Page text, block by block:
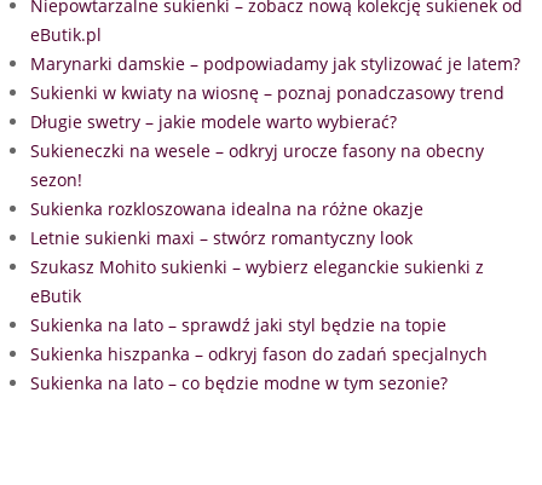
Niepowtarzalne sukienki – zobacz nową kolekcję sukienek od
eButik.pl
Marynarki damskie – podpowiadamy jak stylizować je latem?
Sukienki w kwiaty na wiosnę – poznaj ponadczasowy trend
Długie swetry – jakie modele warto wybierać?
Sukieneczki na wesele – odkryj urocze fasony na obecny
sezon!
Sukienka rozkloszowana idealna na różne okazje
Letnie sukienki maxi – stwórz romantyczny look
Szukasz Mohito sukienki – wybierz eleganckie sukienki z
eButik
Sukienka na lato – sprawdź jaki styl będzie na topie
Sukienka hiszpanka – odkryj fason do zadań specjalnych
Sukienka na lato – co będzie modne w tym sezonie?